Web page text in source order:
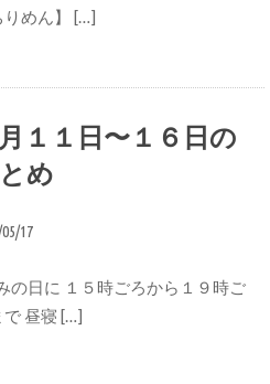
りめん】 […]
１１日〜１６日の
め
17
の日に １５時ごろから１９時ご
で 昼寝 […]